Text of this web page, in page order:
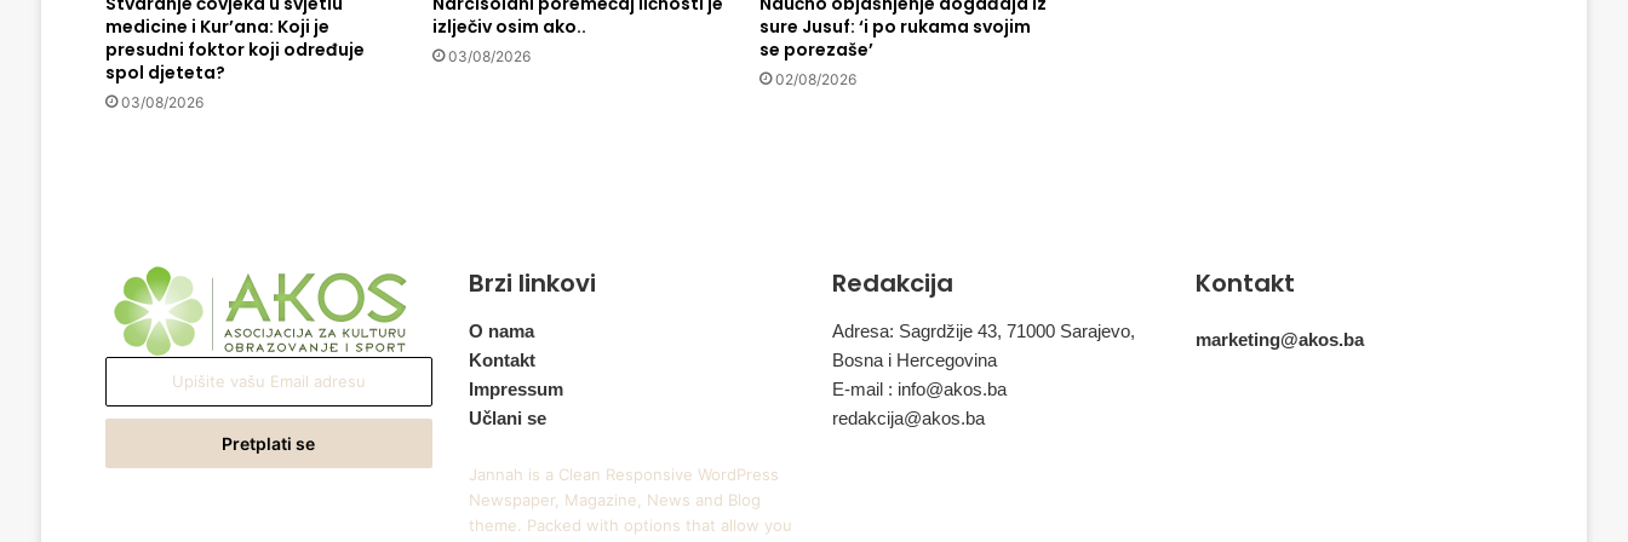
medicine i Kur’ana: Koji je
presudni foktor koji određuje
spol djeteta?
03/08/2026
izlječiv osim ako..
03/08/2026
sure Jusuf: ‘i po rukama svojim
se porezaše’
02/08/2026
Email
Brzi linkovi
O nama
Kontakt
Impressum
Učlani se
Jannah is a Clean Responsive WordPress
Newspaper, Magazine, News and Blog
theme. Packed with options that allow you
Redakcija
Adresa: Sagrdžije 43, 71000 Sarajevo,
Bosna i Hercegovina
E-mail : info@akos.ba
redakcija@akos.ba
Kontakt
marketing@akos.ba